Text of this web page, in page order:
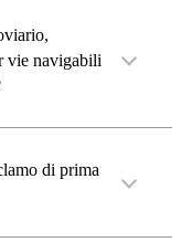
vie navigabili
di prima